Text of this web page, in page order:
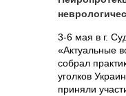
3-6 мая в г.
«Актуальные
собрал
уголков
приняли